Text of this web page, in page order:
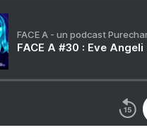
FACE A - un podcast
FACE A #30 : Eve